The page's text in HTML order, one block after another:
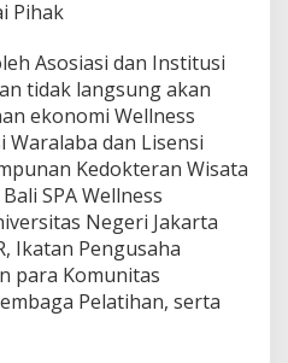
Pihak
Asosiasi dan Institusi
tidak langsung akan
ekonomi Wellness
Waralaba dan Lisensi
Kedokteran Wisata
SPA Wellness
Negeri Jakarta
Ikatan Pengusaha
para Komunitas
Pelatihan, serta